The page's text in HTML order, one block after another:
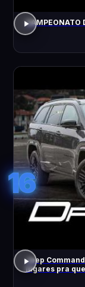
CAMPEONATO
16
Jeep
lugares pra